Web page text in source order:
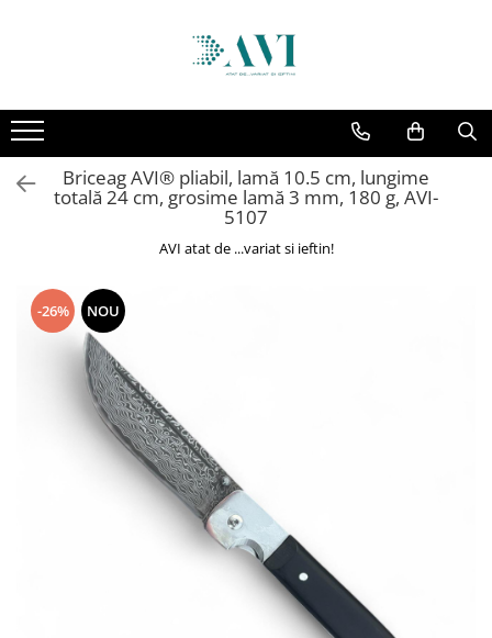
Casa
Accesorii uscatoare rufe
Aparate electrocasnice & accesorii
Aparate si accesorii intretinere
de contact
Perii de par si piepteni
Unghiere si clesti manichiura &
pedichiura
Baterii sanitare baie
Coloane de dus si seturi de dus
Odorizant toaleta
Oglinzi si mobilier baie
Briceag AVI® pliabil, lamă 10.5 cm, lungime
totală 24 cm, grosime lamă 3 mm, 180 g, AVI-
5107
AVI atat de ...variat si ieftin!
-26% NOU